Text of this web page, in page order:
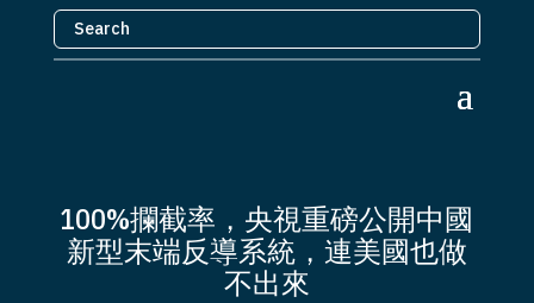
100%攔截率，央視重磅公開中國
新型末端反導系統，連美國也做
不出來